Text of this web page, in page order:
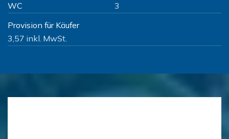
WC
3
Provision für Käufer
3,57 inkl. MwSt.